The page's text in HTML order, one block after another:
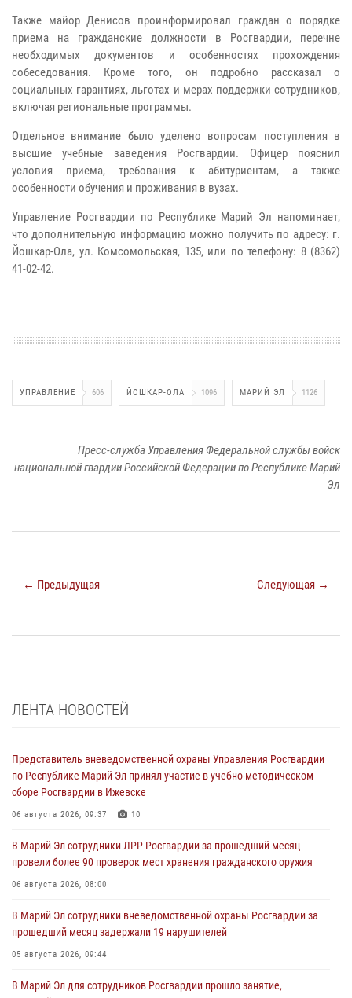
Также майор Денисов проинформировал граждан о порядке
приема на гражданские должности в Росгвардии, перечне
необходимых документов и особенностях прохождения
собеседования. Кроме того, он подробно рассказал о
социальных гарантиях, льготах и мерах поддержки сотрудников,
включая региональные программы.
Отдельное внимание было уделено вопросам поступления в
высшие учебные заведения Росгвардии. Офицер пояснил
условия приема, требования к абитуриентам, а также
особенности обучения и проживания в вузах.
Управление Росгвардии по Республике Марий Эл напоминает,
что дополнительную информацию можно получить по адресу: г.
Йошкар-Ола, ул. Комсомольская, 135, или по телефону: 8 (8362)
41-02-42.
УПРАВЛЕНИЕ 606 ЙОШКАР-ОЛА 1096 МАРИЙ ЭЛ 1126
Пресс-служба Управления Федеральной службы войск
национальной гвардии Российской Федерации по Республике Марий
Эл
← Предыдущая Следующая →
ЛЕНТА НОВОСТЕЙ
Представитель вневедомственной охраны Управления Росгвардии
по Республике Марий Эл принял участие в учебно-методическом
сборе Росгвардии в Ижевске
06 августа 2026, 09:37 10
В Марий Эл сотрудники ЛРР Росгвардии за прошедший месяц
провели более 90 проверок мест хранения гражданского оружия
06 августа 2026, 08:00
В Марий Эл сотрудники вневедомственной охраны Росгвардии за
прошедший месяц задержали 19 нарушителей
05 августа 2026, 09:44
В Марий Эл для сотрудников Росгвардии прошло занятие,